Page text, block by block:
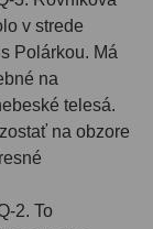
v strede
Polárkou. Má
na
telesá.
na obzore
2. To